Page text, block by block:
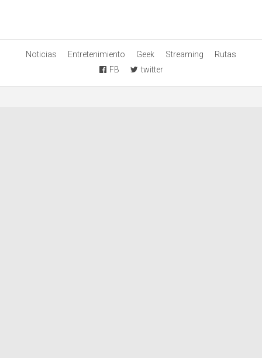
Noticias Entretenimiento Geek Streaming
Rutas
FB
twitter